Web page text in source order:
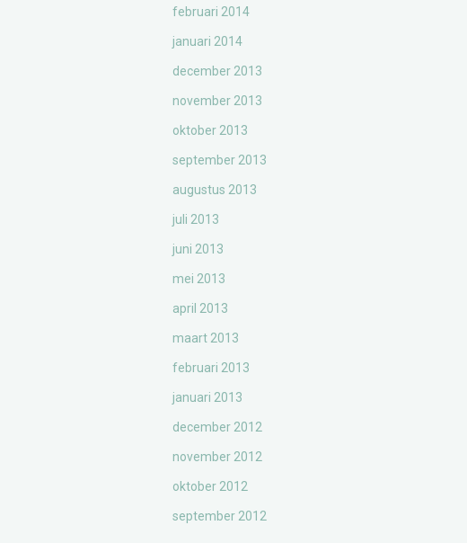
februari 2014
januari 2014
december 2013
november 2013
oktober 2013
september 2013
augustus 2013
juli 2013
juni 2013
mei 2013
april 2013
maart 2013
februari 2013
januari 2013
december 2012
november 2012
oktober 2012
september 2012